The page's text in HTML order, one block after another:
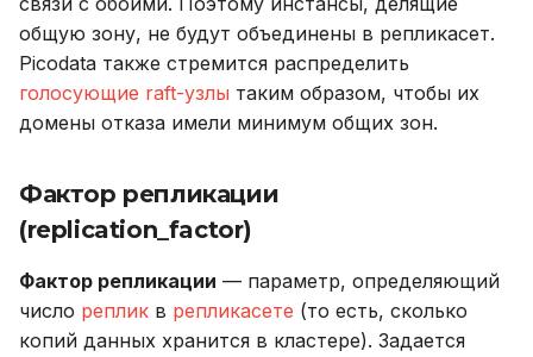
общую зону, не будут объединены в репликасет.
Picodata также стремится распределить
голосующие raft-узлы таким образом, чтобы их
домены отказа имели минимум общих зон.
Фактор репликации
(replication_factor)
Фактор репликации — параметр, определяющий
число реплик в репликасете (то есть, сколько
копий данных хранится в кластере). Задается